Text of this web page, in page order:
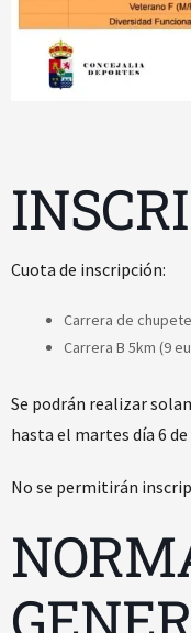
Cuota de inscripción:
Carrera de
Carrera B 5km (9
Se podrán realizar
hasta el martes día 6
No se permitirán